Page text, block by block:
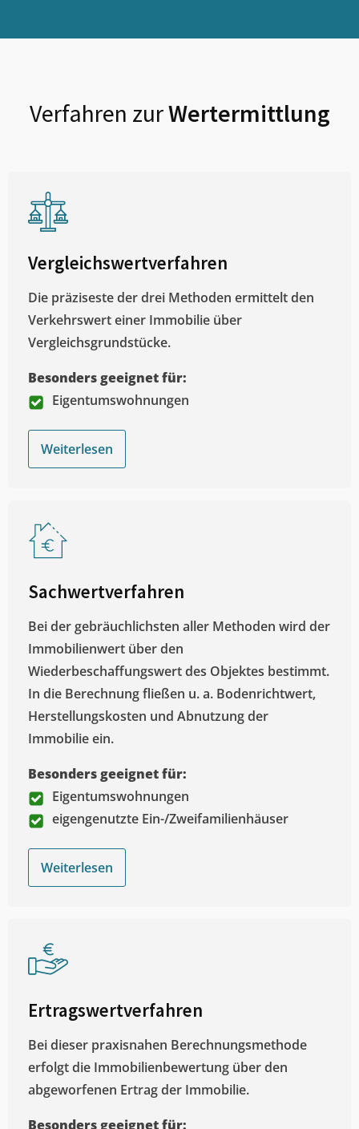
Verfahren zurWertermittlung
Vergleichswertverfahren
Die präziseste der drei Methoden ermittelt den
Verkehrswert einer Immobilie über
Vergleichsgrundstücke.
Besonders geeignet für:
Eigentumswohnungen
Weiterlesen
Sachwertverfahren
Bei der gebräuchlichsten aller Methoden wird der
Immobilienwert über den
Wiederbeschaffungswert des Objektes bestimmt.
In die Berechnung fließen u. a. Bodenrichtwert,
Herstellungskosten und Abnutzung der
Immobilie ein.
Besonders geeignet für:
Eigentumswohnungen
eigengenutzte Ein-/Zweifamilienhäuser
Weiterlesen
Ertragswertverfahren
Bei dieser praxisnahen Berechnungsmethode
erfolgt die Immobilienbewertung über den
abgeworfenen Ertrag der Immobilie.
Besonders geeignet für: